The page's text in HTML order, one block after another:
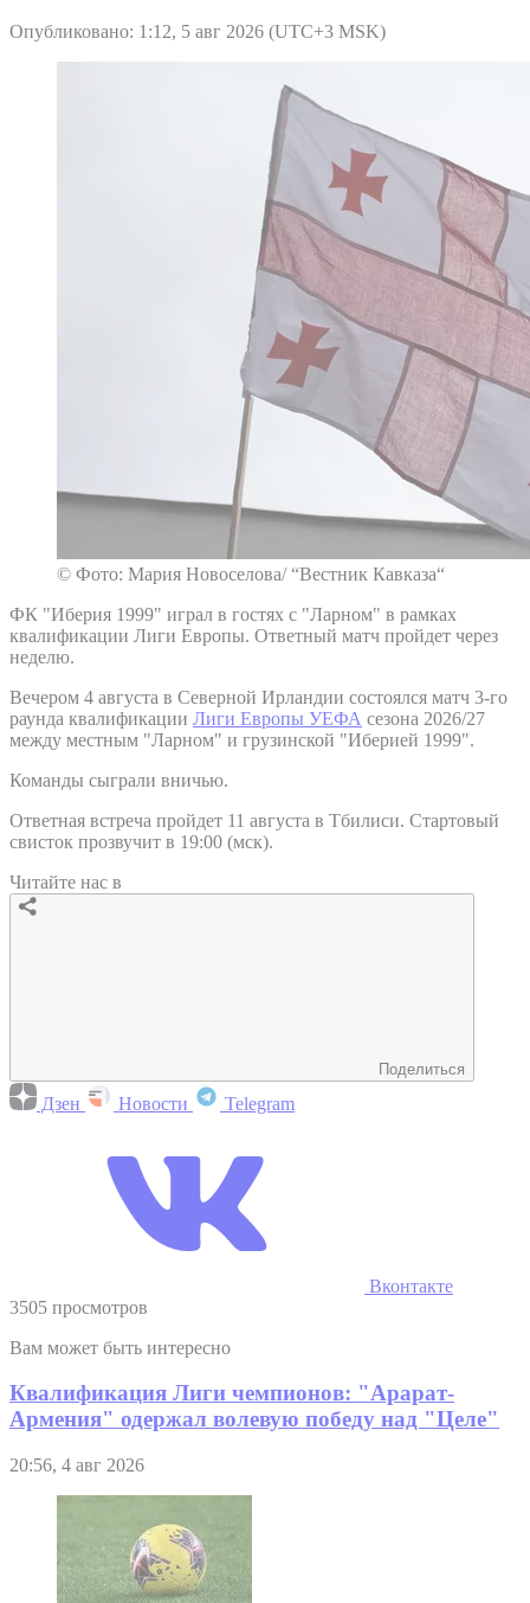
Опубликовано: 1:12, 5 авг 2026 (UTC+3 MSK)
© Фото: Мария Новоселова/ “Вестник Кавказа“
ФК "Иберия 1999" играл в гостях с "Ларном" в рамках
квалификации Лиги Европы. Ответный матч пройдет через
неделю.
Вечером 4 августа в Северной Ирландии состоялся матч 3-го
раунда квалификации Лиги Европы УЕФА сезона 2026/27
между местным "Ларном" и грузинской "Иберией 1999".
Команды сыграли вничью.
Ответная встреча пройдет 11 августа в Тбилиси. Стартовый
свисток прозвучит в 19:00 (мск).
Читайте нас в
Поделиться
Дзен Новости Telegram
Вконтакте
3505 просмотров
Вам может быть интересно
Квалификация Лиги чемпионов: "Арарат-
Армения" одержал волевую победу над "Целе"
20:56, 4 авг 2026